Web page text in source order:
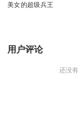
美女的超级兵王
用户评论
还没